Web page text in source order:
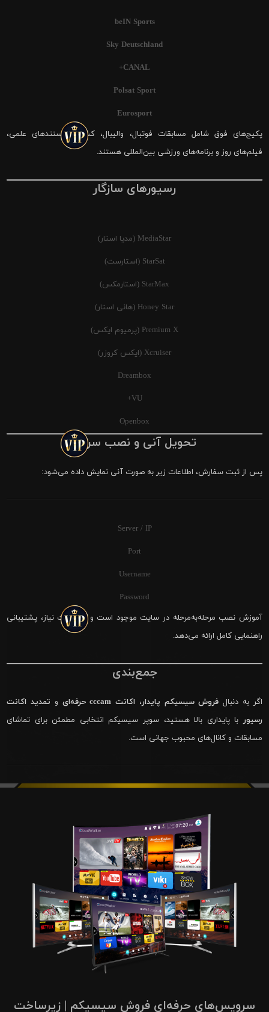
beIN Sports
Sky Deutschland
CANAL+
Polsat Sport
Eurosport
پکیج‌های فوق شامل مسابقات فوتبال، والیبال، کشتی، مستندهای علمی،
فیلم‌های روز و برنامه‌های ورزشی بین‌المللی هستند.
رسیورهای سازگار
MediaStar (مدیا استار)
StarSat (استارست)
StarMax (استارمکس)
Honey Star (هانی استار)
Premium X (پرمیوم ایکس)
Xcruiser (ایکس کروزر)
Dreambox
VU+
Openbox
تحویل آنی و نصب سریع
پس از ثبت سفارش، اطلاعات زیر به صورت آنی نمایش داده می‌شود:
Server / IP
Port
Username
Password
آموزش نصب مرحله‌به‌مرحله در سایت موجود است و در صورت نیاز، پشتیبانی
راهنمایی کامل ارائه می‌دهد.
جمع‌بندی
اگر به دنبال فروش سیسیکم پایدار، اکانت cccam حرفه‌ای و تمدید اکانت
رسیور با پایداری بالا هستید، سوپر سیسیکم انتخابی مطمئن برای تماشای
مسابقات و کانال‌های محبوب جهانی است.
سرویس‌های حرفه‌ای فروش سیسیکم | زیرساخت